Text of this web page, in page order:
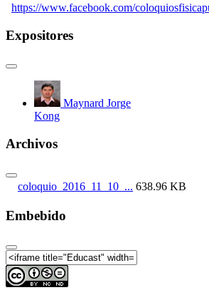
https://www.facebook.com/
Expositores
Maynard Jorge
Kong
Archivos
coloquio_2016_11_10_... 638.96 KB
Embebido